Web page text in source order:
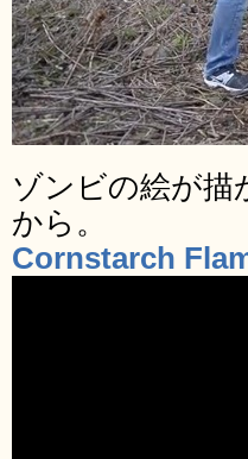
ゾンビの絵が描
から。
Cornstarch